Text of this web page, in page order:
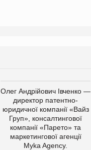
Олег Андрійович Івченко —
директор патентно-
юридичної компанії «Вайз
Груп», консалтингової
компанії «Парето» та
маркетингової агенції
Myka Agency.